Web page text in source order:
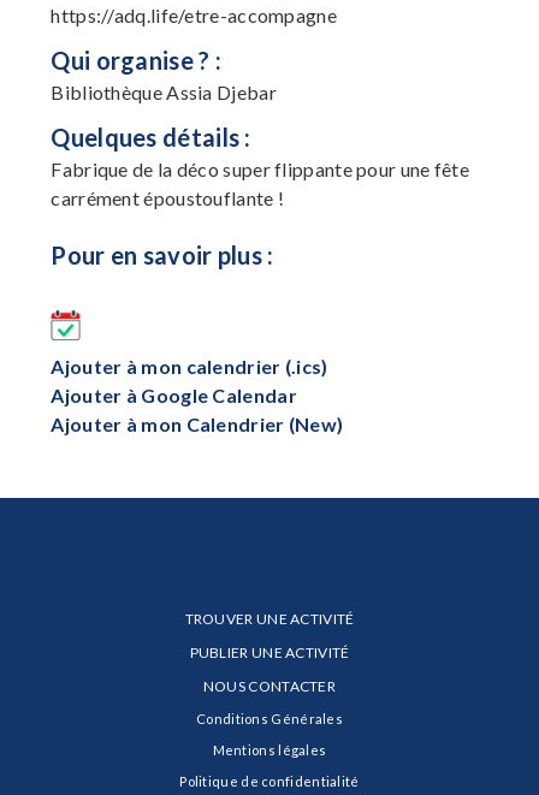
https://adq.life/etre-accompagne
Qui organise ? :
Bibliothèque Assia Djebar
Quelques détails :
Fabrique de la déco super flippante pour une fête
carrément époustouflante !
Pour en savoir plus :
Ajouter à mon calendrier (.ics)
Ajouter à Google Calendar
Ajouter à mon Calendrier (New)
TROUVER UNE ACTIVITÉ
PUBLIER UNE ACTIVITÉ
NOUS CONTACTER
Conditions Générales
Mentions légales
Politique de confidentialité